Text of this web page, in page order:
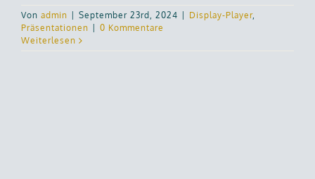
Von admin September 23rd, 2024 Display-Player,
Präsentationen
0 Kommentare
Weiterlesen